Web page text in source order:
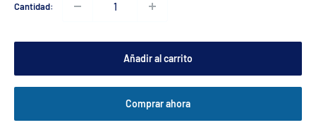
Cantidad:
Añadir al carrito
Comprar ahora